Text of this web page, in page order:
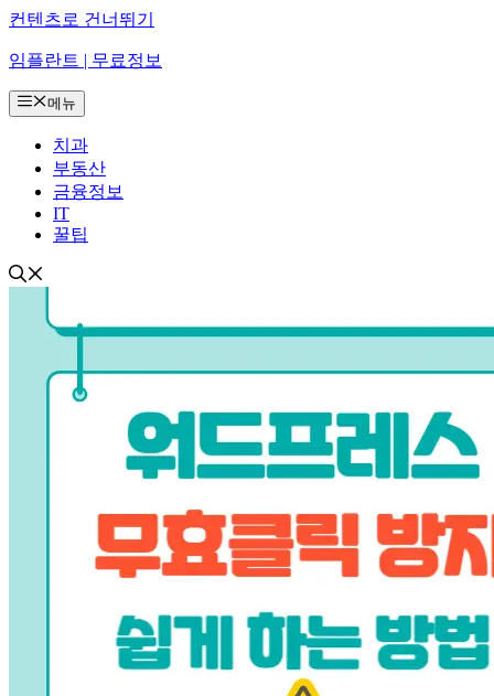
컨텐츠로 건너뛰기
임플란트 | 무료정보
메뉴
치과
부동산
금융정보
IT
꿀팁